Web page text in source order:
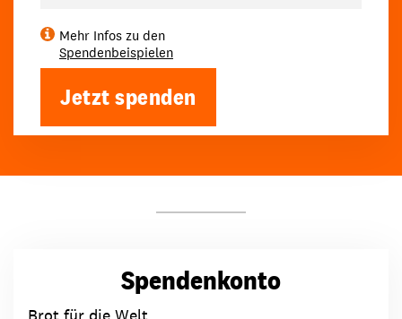
Mehr Infos zu den
Spendenbeispielen
Jetzt spenden
Spendenkonto
Brot für die Welt